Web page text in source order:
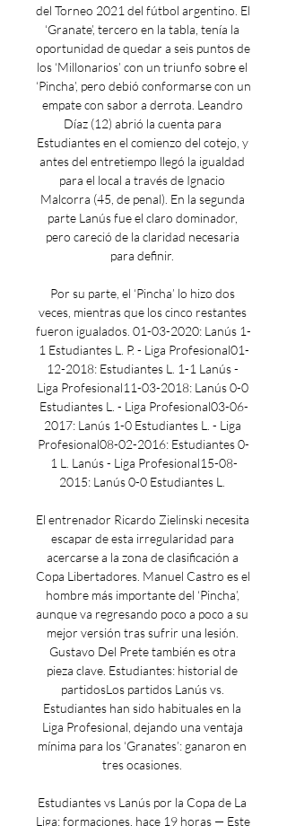
del Torneo 2021 del fútbol argentino. El
‘Granate’, tercero en la tabla, tenía la
oportunidad de quedar a seis puntos de
los ‘Millonarios’ con un triunfo sobre el
‘Pincha’, pero debió conformarse con un
empate con sabor a derrota. Leandro
Díaz (12) abrió la cuenta para
Estudiantes en el comienzo del cotejo, y
antes del entretiempo llegó la igualdad
para el local a través de Ignacio
Malcorra (45, de penal). En la segunda
parte Lanús fue el claro dominador,
pero careció de la claridad necesaria
para definir.
Por su parte, el ‘Pincha’ lo hizo dos
veces, mientras que los cinco restantes
fueron igualados. 01-03-2020: Lanús 1-
1 Estudiantes L. P. - Liga Profesional01-
12-2018: Estudiantes L. 1-1 Lanús -
Liga Profesional11-03-2018: Lanús 0-0
Estudiantes L. - Liga Profesional03-06-
2017: Lanús 1-0 Estudiantes L. - Liga
Profesional08-02-2016: Estudiantes 0-
1 L. Lanús - Liga Profesional15-08-
2015: Lanús 0-0 Estudiantes L.
El entrenador Ricardo Zielinski necesita
escapar de esta irregularidad para
acercarse a la zona de clasificación a
Copa Libertadores. Manuel Castro es el
hombre más importante del ‘Pincha’,
aunque va regresando poco a poco a su
mejor versión tras sufrir una lesión.
Gustavo Del Prete también es otra
pieza clave. Estudiantes: historial de
partidosLos partidos Lanús vs.
Estudiantes han sido habituales en la
Liga Profesional, dejando una ventaja
mínima para los ‘Granates’: ganaron en
tres ocasiones.
Estudiantes vs Lanús por la Copa de La
Liga: formaciones, hace 19 horas — Este